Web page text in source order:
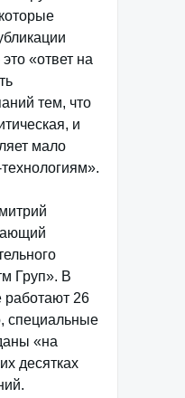
«ответ на
тем, что
и
мало
Груп». В
работают 26
специальные
«на
десятках